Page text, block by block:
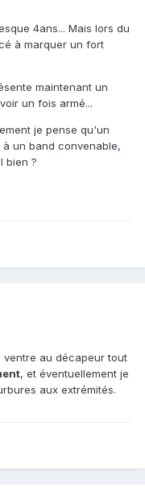
4ans... Mais lors du
à marquer un fort
maintenant un
un fois armé...
je pense qu'un
un band convenable,
bien ?
au décapeur tout
, et éventuellement je
aux extrémités.